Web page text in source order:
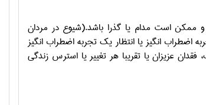
ممکن است مدام یا گذرا باشد.(شیوع در مردان
تجربه اضطراب انگیز یا انتظار یک تجربه اضطراب انگیز
عزیزان یا تقریبا هر تغییر یا استرس زندگی